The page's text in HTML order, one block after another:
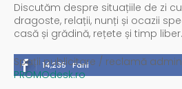
Discutăm despre situațiile de zi
dragoste, relații, nunți și ocazii
casă și grădină, rețete și timp liber.
14,235 Fani
Spații publicitare / reclamă
PROMOdesk.ro